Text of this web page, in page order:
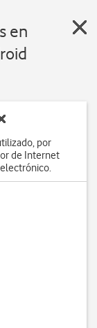
en
por
de Internet